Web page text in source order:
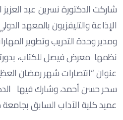
شاركت الدكتورة نسرين عبد
الإذاعة والتليفزيون بالمعهد
ومدير وحدة التدريب وتطوير
نظمها معرض فيصل للكتاب،
عنوان “انتصارات شهر رمضان
سحر حسن أحمد، وشارك فيها
عميد كلية الآداب السابق